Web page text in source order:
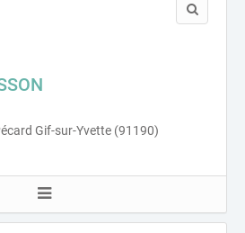
Gif-sur-Yvette (91190)